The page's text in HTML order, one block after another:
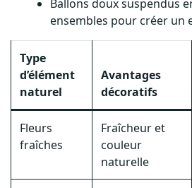
Ballons doux suspendus
ensembles pour créer un
Type
d’élément
naturel
Avantages
décoratifs
Fleurs
fraîches
Fraîcheur et
couleur
naturelle